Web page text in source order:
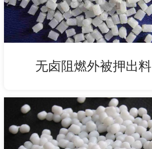
无卤阻燃外被押出料